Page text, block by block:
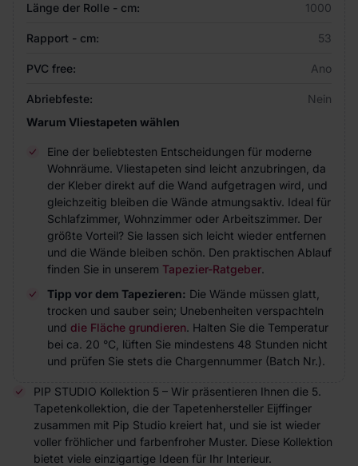
Länge der Rolle - cm: 1000
Rapport - cm: 53
PVC free: Ano
Abriebfeste:
Nein
Warum Vliestapeten wählen
Eine der beliebtesten Entscheidungen für moderne
Wohnräume. Vliestapeten sind leicht anzubringen, da
der Kleber direkt auf die Wand aufgetragen wird, und
gleichzeitig bleiben die Wände atmungsaktiv. Ideal für
Schlafzimmer, Wohnzimmer oder Arbeitszimmer. Der
größte Vorteil? Sie lassen sich leicht wieder entfernen
und die Wände bleiben schön. Den praktischen Ablauf
finden Sie in unserem Tapezier-Ratgeber.
Tipp vor dem Tapezieren: Die Wände müssen glatt,
trocken und sauber sein; Unebenheiten verspachteln
und die Fläche grundieren. Halten Sie die Temperatur
bei ca. 20 °C, lüften Sie mindestens 48 Stunden nicht
und prüfen Sie stets die Chargennummer (Batch Nr.).
PIP STUDIO Kollektion 5 – Wir präsentieren Ihnen die 5.
Tapetenkollektion, die der Tapetenhersteller Eijffinger
zusammen mit Pip Studio kreiert hat, und sie ist wieder
voller fröhlicher und farbenfroher Muster. Diese Kollektion
bietet viele einzigartige Ideen für Ihr Interieur.